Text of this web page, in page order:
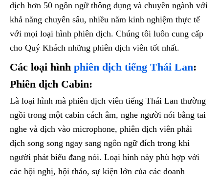
dịch hơn 50 ngôn ngữ thông dụng và chuyên ngành với
khả năng chuyên sâu, nhiều năm kinh nghiệm thực tế
với mọi loại hình phiên dịch. Chúng tôi luôn cung cấp
cho Quý Khách những phiên dịch viên tốt nhất.
Các loại hình phiên dịch tiếng Thái Lan:
Phiên dịch Cabin:
Là loại hình mà phiên dịch viên tiếng Thái Lan thường
ngồi trong một cabin cách âm, nghe người nói bằng tai
nghe và dịch vào microphone, phiên dịch viên phải
dịch song song ngay sang ngôn ngữ đích trong khi
người phát biểu đang nói. Loại hình này phù hợp với
các hội nghị, hội thảo, sự kiện lớn của các doanh